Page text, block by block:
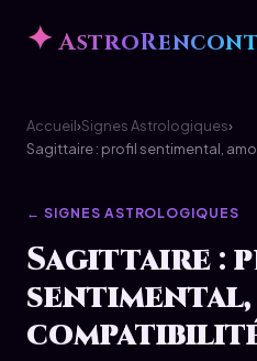
✦
Accueil›Signes Astrologiques›
Sagittaire : profil sentimental,
← SIGNES ASTROLOGIQUES
Sagittaire :